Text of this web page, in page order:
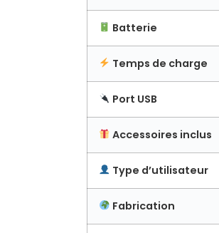
Batterie
Temps de charge
Port USB
Accessoires inclus
Type d’utilisateur
Fabrication